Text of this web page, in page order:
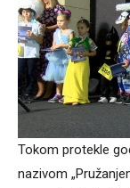
Tokom protekle
nazivom